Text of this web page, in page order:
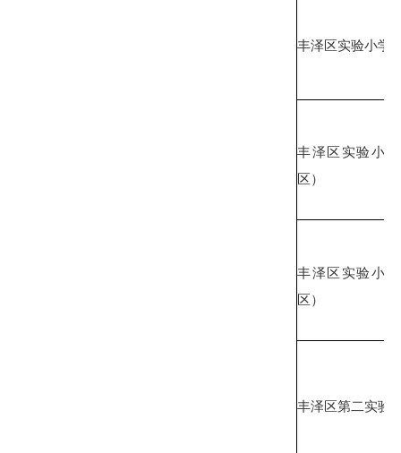
丰泽区实验小学
丰泽区实验小
区）
丰泽区实验小
区）
丰泽区第二实验